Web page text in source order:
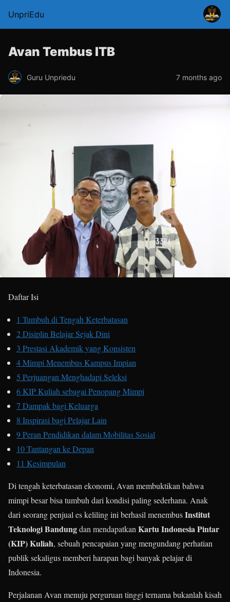
UnpriEdu
Avan Tembus ITB
Guru Unpriedu 7 months ago
Daftar Isi
1 Tumbuh di Tengah Keterbatasan
2Disiplin Belajar Sejak Dini
3 Prestasi Akademik yang Konsisten
4Mimpi Menembus Kampus Impian
5 Perjuangan Menghadapi Seleksi
6KIP Kuliah sebagai Penopang Mimpi
7 Dampak bagi Keluarga
8 Inspirasi bagi Pelajar Lain
9Peran Pendidikan dalam Mobilitas Sosial
10Tantangan ke Depan
11 Kesimpulan
Di tengah keterbatasan ekonomi, Avan membuktikan bahwa
mimpi besar bisa tumbuh dari kondisi paling sederhana. Anak
dari seorang penjual es keliling ini berhasil menembusInstitut
Teknologi Bandungdan mendapatkanKartu Indonesia Pintar
(KIP) Kuliah, sebuah pencapaian yang mengundang perhatian
publik sekaligus memberi harapan bagi banyak pelajar di
Indonesia.
Perjalanan Avan menuju perguruan tinggi ternama bukanlah kisah